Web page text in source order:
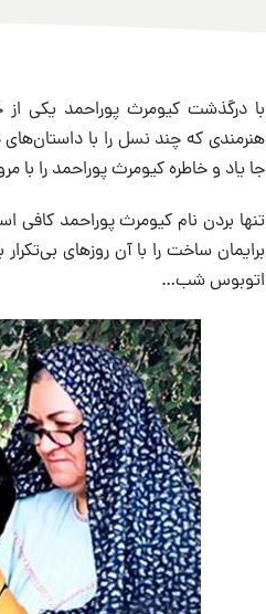
با درگذشت کیومرث پوراحمد یکی از
هنرمندی که چند نسل را با
جا یاد و خاطره کیومرث پوراحمد را با
برایمان ساخت را با آن روزهای
اتوبوس شب…